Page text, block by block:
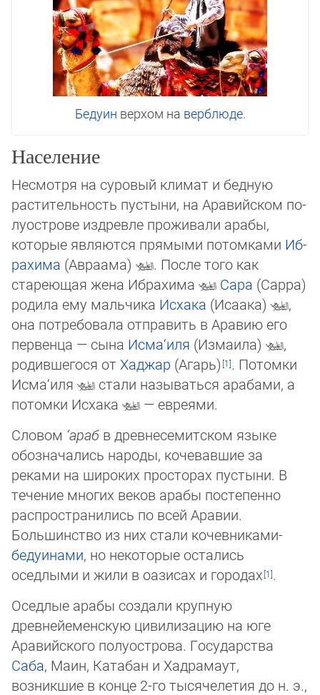
Бедуин верхом на верблюде.
Население
Несмотря на суровый климат и бедную
растительность пустыни, на Аравийском по­
лу­ост­рове издревле проживали арабы,
которые являются прямыми потомками Иб­
ра­хи­ма (Авраама)
. После того как
стареющая жена Ибрахима
Сара (Сарра)
ро­ди­ла ему мальчика Исхака (Исаака)
,
она потребовала отправить в Аравию его
пер­вен­ца — сы­на Исма‘иля (Измаила)
,
родившегося от Хаджар (Агарь)
. Потомки
Ис­ма­‘и­ля
ста­ли называться арабами, а
потомки Исхака
— евреями.
Словом ‘араб в древнесемитском языке
обозначались народы, кочевавшие за
реками на широких просторах пустыни. В
течение многих веков арабы постепенно
рас­прос­тра­ни­лись по всей Аравии.
Большинство из них стали кочевниками-
бедуинами, но не­ко­то­рые остались
оседлыми и жили в оазисах и городах
.
Оседлые арабы создали крупную
древнейеменскую цивилизацию на юге
Аравийского полуострова. Государства
Саба, Маин, Катабан и Хадрамаут,
возникшие в конце 2-го тысячелетия до н. э.,